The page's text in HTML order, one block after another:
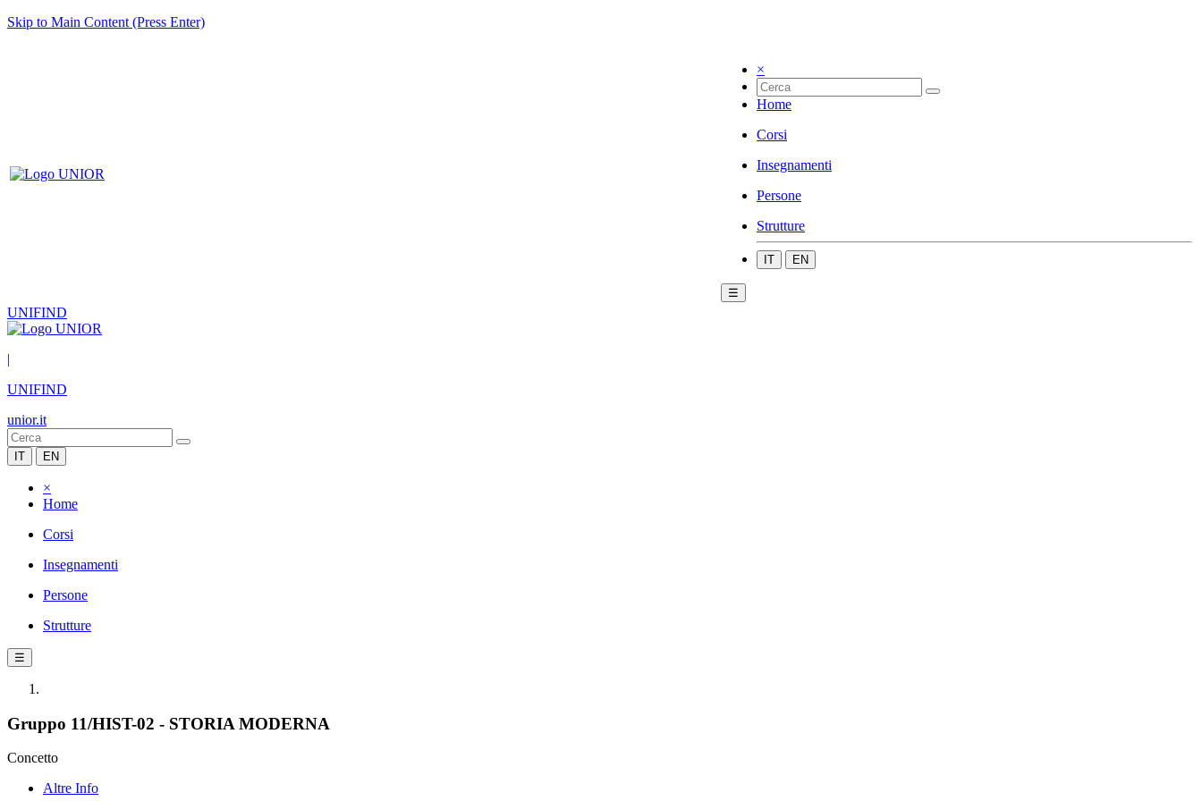
Skip to Main Content (Press Enter)
×
Home
Corsi
Insegnamenti
Persone
Strutture
IT EN
☰
UNIFIND
|
UNIFIND
unior.it
IT EN
×
Home
Corsi
Insegnamenti
Persone
Strutture
☰
Gruppo 11/HIST-02 - STORIA MODERNA
Concetto
Altre Info